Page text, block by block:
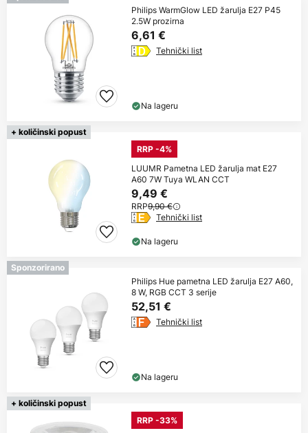
Philips WarmGlow LED žarulja E27 P45
2.5W prozirna
6,61 €
Tehnički list
Na lageru
+ količinski popust
RRP -4%
LUUMR Pametna LED žarulja mat E27
A60 7W Tuya WLAN CCT
9,49 €
RRP9,90 €
Tehnički list
Na lageru
Sponzorirano
Philips Hue pametna LED žarulja E27 A60,
8 W, RGB CCT 3 serije
52,51 €
Tehnički list
Na lageru
+ količinski popust
RRP -33%